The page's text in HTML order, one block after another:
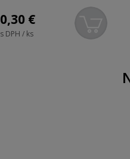
0,30 €
s DPH / ks